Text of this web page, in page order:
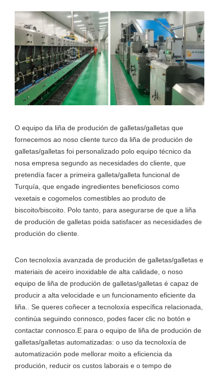
O equipo da liña de produción de galletas/galletas que
fornecemos ao noso cliente turco da liña de produción de
galletas/galletas foi personalizado polo equipo técnico da
nosa empresa segundo as necesidades do cliente, que
pretendía facer a primeira galleta/galleta funcional de
Turquía, que engade ingredientes beneficiosos como
vexetais e cogomelos comestibles ao produto de
biscoito/biscoito. Polo tanto, para asegurarse de que a liña
de produción de galletas poida satisfacer as necesidades de
produción do cliente.
Con tecnoloxía avanzada de produción de galletas/galletas e
materiais de aceiro inoxidable de alta calidade, o noso
equipo de liña de produción de galletas/galletas é capaz de
producir a alta velocidade e un funcionamento eficiente da
liña.. Se queres coñecer a tecnoloxía específica relacionada,
continúa seguindo connosco, podes facer clic no botón e
contactar connosco.E para o equipo de liña de produción de
galletas/galletas automatizadas: o uso da tecnoloxía de
automatización pode mellorar moito a eficiencia da
produción, reducir os custos laborais e o tempo de